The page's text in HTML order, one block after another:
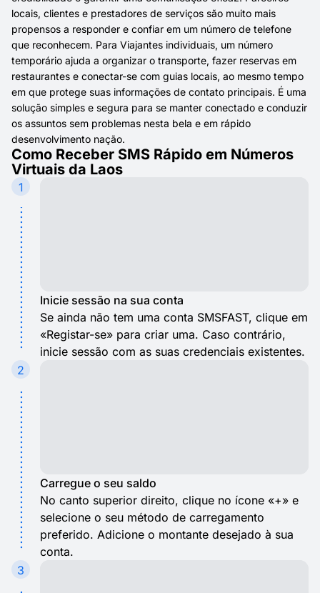
locais, clientes e prestadores de serviços são muito mais
propensos a responder e confiar em um número de telefone
que reconhecem. Para Viajantes individuais, um número
temporário ajuda a organizar o transporte, fazer reservas em
restaurantes e conectar-se com guias locais, ao mesmo tempo
em que protege suas informações de contato principais. É uma
solução simples e segura para se manter conectado e conduzir
os assuntos sem problemas nesta bela e em rápido
desenvolvimento nação.
Como Receber SMS Rápido em Números
Virtuais da Laos
1
Inicie sessão na sua conta
Se ainda não tem uma conta SMSFAST, clique em
«Registar-se» para criar uma. Caso contrário,
inicie sessão com as suas credenciais existentes.
2
Carregue o seu saldo
No canto superior direito, clique no ícone «+» e
selecione o seu método de carregamento
preferido. Adicione o montante desejado à sua
conta.
3